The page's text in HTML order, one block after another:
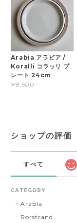
Arabia アラビア /
Koralli コラッリ プ
レート 24cm
¥8,500
ショップの評価
すべて
CATEGORY
Arabia
Rorstrand